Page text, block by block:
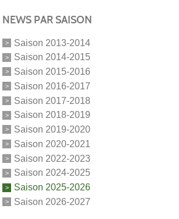
NEWS PAR SAISON
Saison 2013-2014
Saison 2014-2015
Saison 2015-2016
Saison 2016-2017
Saison 2017-2018
Saison 2018-2019
Saison 2019-2020
Saison 2020-2021
Saison 2022-2023
Saison 2024-2025
Saison 2025-2026
Saison 2026-2027